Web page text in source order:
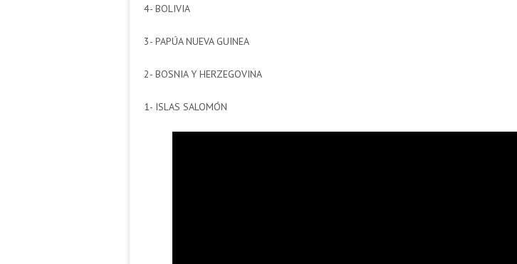
4- BOLIVIA
3- PAPÚA NUEVA GUINEA
2- BOSNIA Y HERZEGOVINA
1- ISLAS SALOMÓN